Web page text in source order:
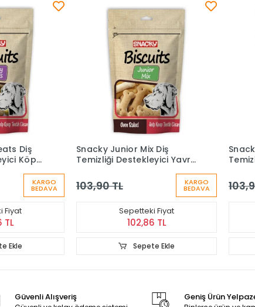
Diş
Yavru
KARGO
BEDAVA
Fiyat
TL
Ekle
Snacky Gourmet Bites Diş
Temizliği Destekleyici Köpek
103,90 TL KARGO
BEDAVA
Sepetteki Fiyat
102,86 TL
Sepete Ekle
300
Güvenli Alışveriş Geniş Ürün